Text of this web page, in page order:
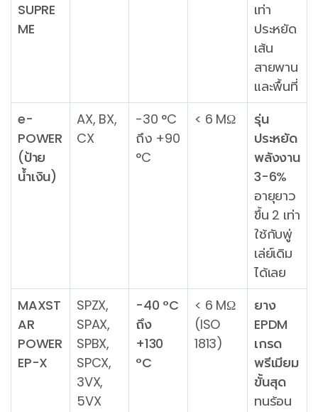
SUPRE
ME
เท่า
ประหยัด
เส้น
สายพาน
และพื้นที่
e-
POWER
(ป้าย
น้ำเงิน)
AX, BX,
CX
-30 °C
ถึง +90
°C
< 6 MΩ
รุ่น
ประหยัด
พลังงาน
3-6%
อายุยาว
ขึ้น 2 เท่า
ใช้กับพู่
เล่ย์เดิม
ได้เลย
MAXST
AR
POWER
EP-X
SPZX,
SPAX,
SPBX,
SPCX,
3VX,
5VX
-40 °C
ถึง
+130
°C
< 6 MΩ
(ISO
1813)
ยาง
EPDM
เกรด
พรีเมียม
ขั้นสุด
ทนร้อน